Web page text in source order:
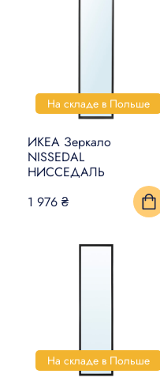
На складе в Польше
ИКЕА Зеркало
NISSEDAL
НИССЕДАЛЬ
1 976 ₴
На складе в Польше